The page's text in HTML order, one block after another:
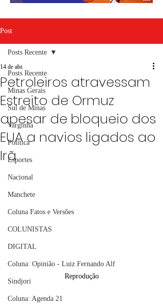
Post
Posts Recente
Minas Gerais
Sul de Minas
Varginha
Política
Esportes
Nacional
Manchete
Coluna Fatos e Versões
COLUNISTAS
DIGITAL
Coluna: Opinião - Luiz Fernando Alf
Sindjori
Coluna: Agenda 21
Posts Recente
Petroleiros atravessam
Estreito de Ormuz
apesar de bloqueio dos
EUA a navios ligados ao
Irã
14 de abr.
Reprodução